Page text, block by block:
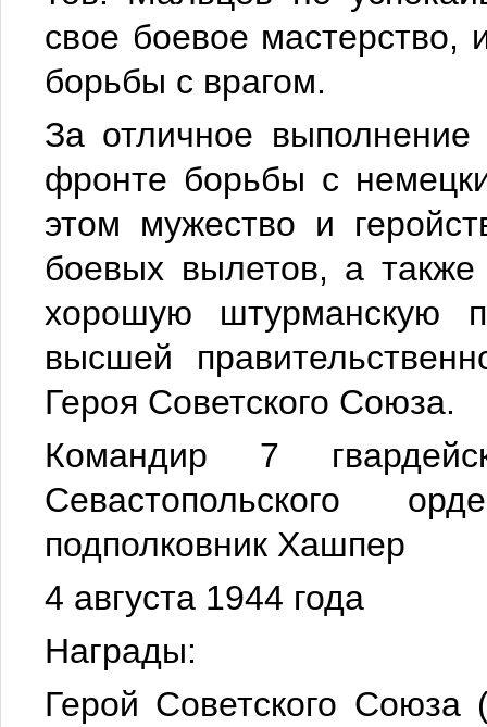
свое боевое
борьбы с врагом.
За отличное
фронте борьбы с
этом мужество и
боевых вылетов, а
хорошую штурманскую
высшей
Героя Советского Союза.
Командир 7
Севастопольского
подполковник Хашпер
4 августа 1944 года
Награды:
Герой Советского